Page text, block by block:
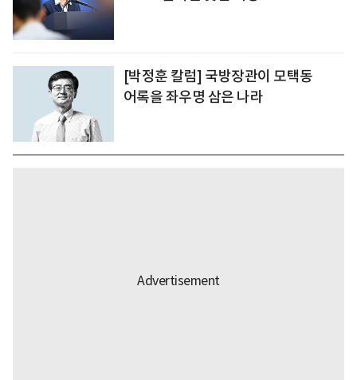
[박정훈 칼럼] 국방장관이 모택동
어록을 좌우명 삼은 나라